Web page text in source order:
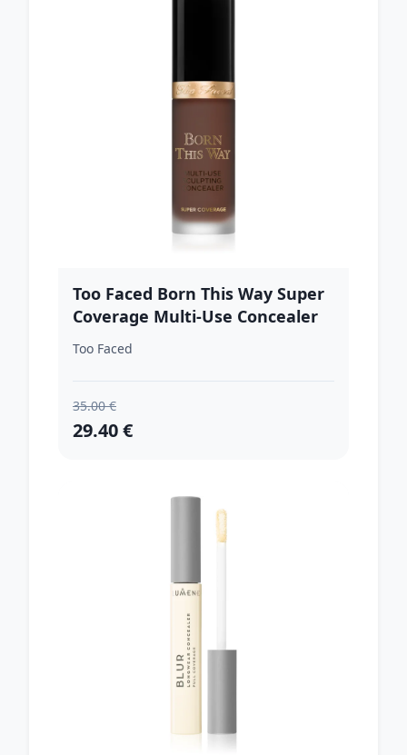
Too Faced Born This Way Super
Coverage Multi-Use Concealer
dlhotrvajúci korektor pre plné
Too Faced
35.00 €
29.40 €